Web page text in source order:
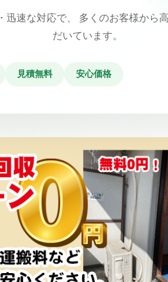
迅速な対応で、 多くのお客様から
だいています。
見積無料 安心価格